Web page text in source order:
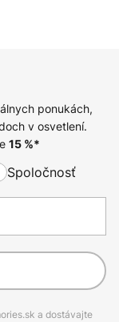
ponukách,
v osvetlení.
15%*
Spoločnosť
a dostávajte